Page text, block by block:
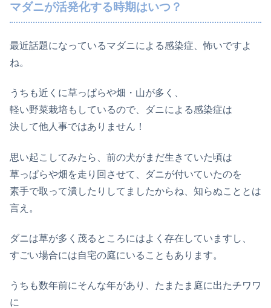
マダニが活発化する時期はいつ？
最近話題になっているマダニによる感染症、怖いですよ
ね。
うちも近くに草っぱらや畑・山が多く、
軽い野菜栽培もしているので、ダニによる感染症は
決して他人事ではありません！
思い起こしてみたら、前の犬がまだ生きていた頃は
草っぱらや畑を走り回させて、ダニが付いていたのを
素手で取って潰したりしてましたからね、知らぬこととは
言え。
ダニは草が多く茂るところにはよく存在していますし、
すごい場合には自宅の庭にいることもあります。
うちも数年前にそんな年があり、たまたま庭に出たチワワ
に